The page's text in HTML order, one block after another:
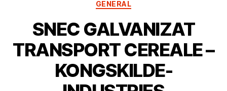
GENERAL
SNEC GALVANIZAT
TRANSPORT CEREALE –
KONGSKILDE-